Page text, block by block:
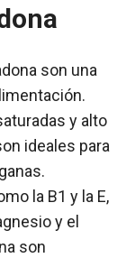
son una
y alto
ideales para
la B1 y la E,
y el
son